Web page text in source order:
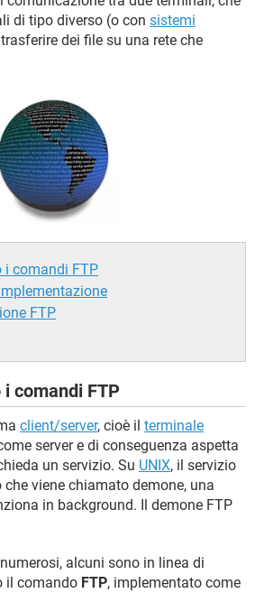
FACEBOOK
WINDOWS 10
WHATSAPP
ANDROID
FACEBOOK
di tipo diverso (o con sistemi
dei file su una rete che
i comandi FTP
FTP
comandi FTP
client/server, cioè il terminale
server e di conseguenza aspetta
un servizio. Su UNIX, il servizio
viene chiamato demone, una
in background. Il demone FTP
alcuni sono in linea di
il comando FTP, implementato come